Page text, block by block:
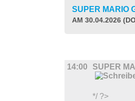
SUPER MARIO
AM 30.04.2026
14:00 SUPER
*/ ?>